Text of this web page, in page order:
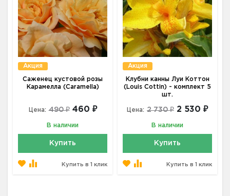
Акция
Саженец кустовой розы
Карамелла (Caramella)
Цена: 490 ₽ 460 ₽
В наличии
Купить
Купить в 1 клик
Акция
Клубни канны Луи Коттон
(Louis Cottin) - комплект 5
шт.
Цена: 2 730 ₽ 2 530 ₽
В наличии
Купить
Купить в 1 клик